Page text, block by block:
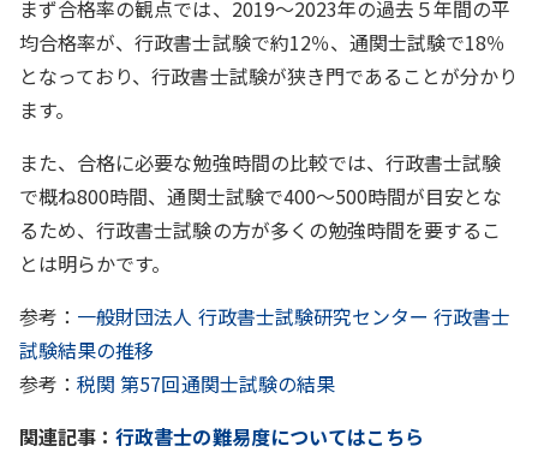
まず合格率の観点では、2019～2023年の過去５年間の平
均合格率が、行政書士試験で約12％、通関士試験で18％
となっており、行政書士試験が狭き門であることが分かり
ます。
また、合格に必要な勉強時間の比較では、行政書士試験
で概ね800時間、通関士試験で400～500時間が目安とな
るため、行政書士試験の方が多くの勉強時間を要するこ
とは明らかです。
参考： 一般財団法人 行政書士試験研究センター 行政書士
試験結果の推移
参考：税関 第57回通関士試験の結果
関連記事：行政書士の難易度についてはこちら